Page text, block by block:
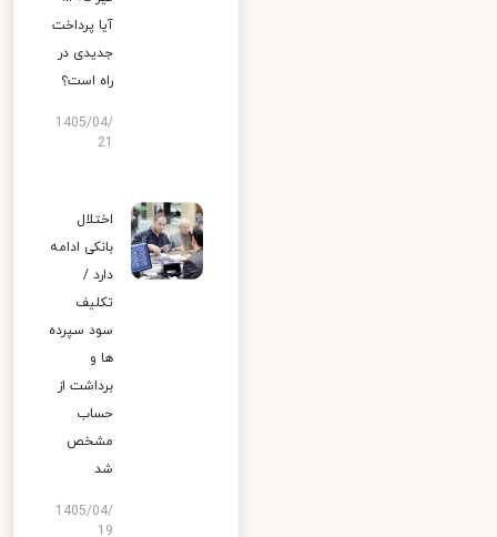
آیا پرداخت
جدیدی در
راه است؟
1405/04/
اختلال
بانکی ادامه
دارد /
تکلیف
سود سپرده
ها و
برداشت از
حساب
مشخص
شد
1405/04/
19